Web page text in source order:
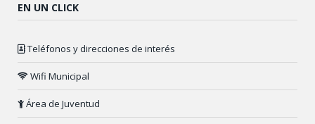
EN UN CLICK
Teléfonos y direcciones de interés
Wifi Municipal
Área de Juventud